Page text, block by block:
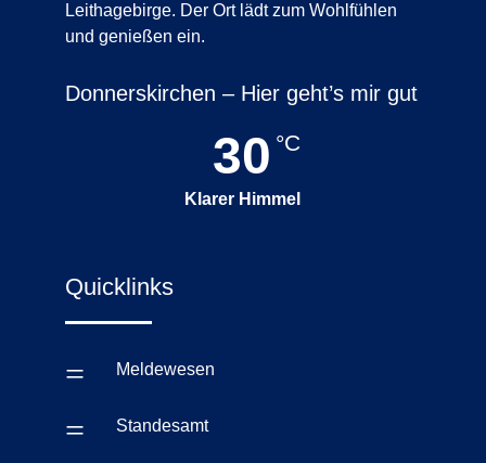
Leithagebirge. Der Ort lädt zum Wohlfühlen
und genießen ein.
Donnerskirchen – Hier geht’s mir gut
30 °C
Klarer Himmel
Quicklinks
= Meldewesen
= Standesamt